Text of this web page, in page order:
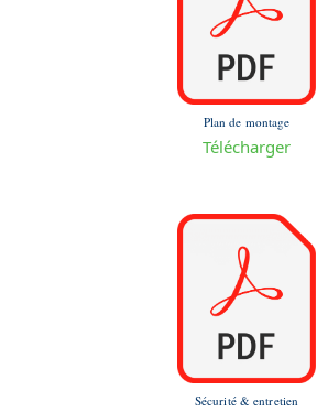
Plan de montage
Télécharger
Sécurité & entretien